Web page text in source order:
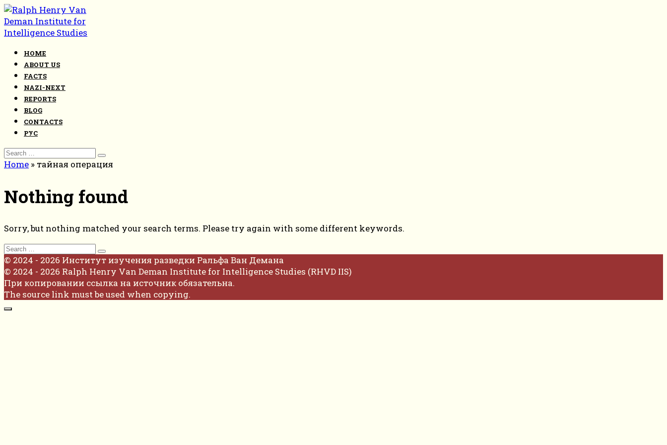
Skip
to
content
HOME
ABOUT US
FACTS
NAZI-NEXT
REPORTS
BLOG
CONTACTS
РУС
Search
for:
Home » тайная операция
Nothing found
Sorry, but nothing matched your search terms. Please try again with some different keywords.
Search
for:
© 2024 - 2026 Институт изучения разведки Ральфа Ван Демана
© 2024 - 2026 Ralph Henry Van Deman Institute for Intelligence Studies (RHVD IIS)
При копировании ссылка на источник обязательна.
The source link must be used when copying.